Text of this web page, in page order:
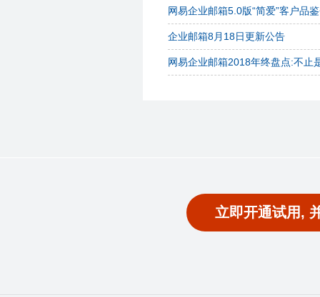
网易企业邮箱5.0版“简爱”客户品
企业邮箱8月18日更新公告
网易企业邮箱2018年终盘点:不止
立即开通试用,